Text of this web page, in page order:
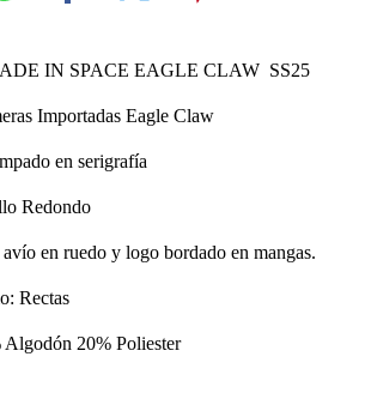
IN SPACE EAGLE CLAW SS25
Importadas Eagle Claw
en serigrafía
Redondo
en ruedo y logo bordado en mangas.
Rectas
Algodón 20% Poliester